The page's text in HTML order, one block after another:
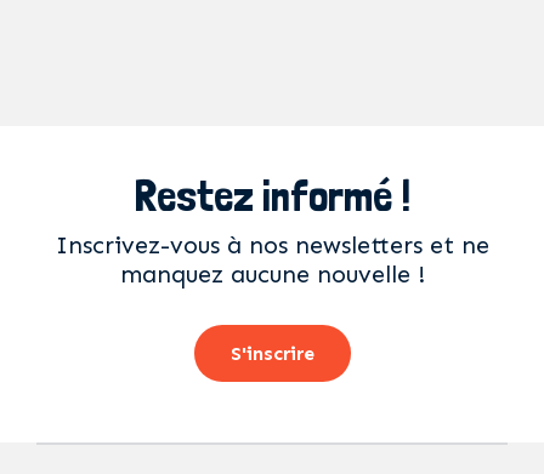
Restez informé !
Inscrivez-vous à nos newsletters et ne
manquez aucune nouvelle !
S'inscrire